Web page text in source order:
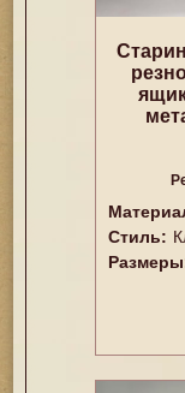
Стиль: